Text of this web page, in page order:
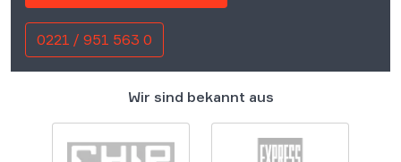
0221 / 951 563 0
Wir sind bekannt aus